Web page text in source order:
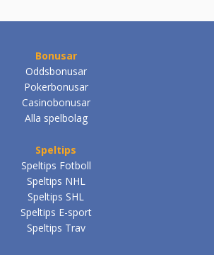
Bonusar
Oddsbonusar
Pokerbonusar
Casinobonusar
Alla spelbolag
Speltips
Speltips Fotboll
Speltips NHL
Speltips SHL
Speltips E-sport
Speltips Trav